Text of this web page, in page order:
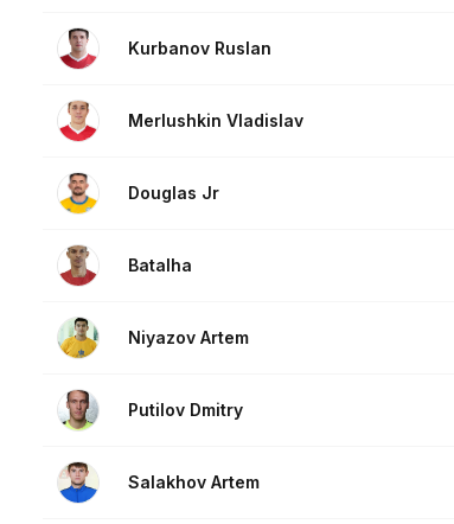
Kurbanov Ruslan
Merlushkin Vladislav
Douglas Jr
Batalha
Niyazov Artem
Putilov Dmitry
Salakhov Artem